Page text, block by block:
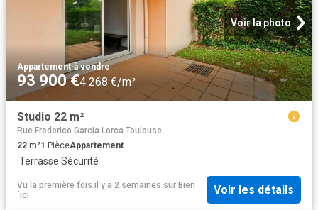
Voir la photo
Appartement·à vendre
93 900 €4 268 €/m²
Studio 22 m²
Rue Frederico Garcia Lorca Toulouse
22 m²1 PièceAppartement
·Terrasse·Sécurité
Vu la première fois il y a 2 semaines sur Bien
´ici
Voir les détails